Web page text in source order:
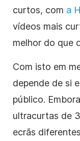
curtos, com a
vídeos mais
melhor do que
Com isto em
depende de si
público.
ultracurtas de
ecrãs